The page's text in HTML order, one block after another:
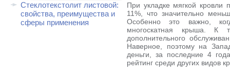
Стеклотекстолит листовой:
свойства, преимущества и
сферы применения
При укладке мягкой кровли
11%, что значительно
Особенно это важно,
многоскатная крыша. К
дополнительного
Наверное, поэтому на
деньги, за последние 4
рейтинг среди других видов